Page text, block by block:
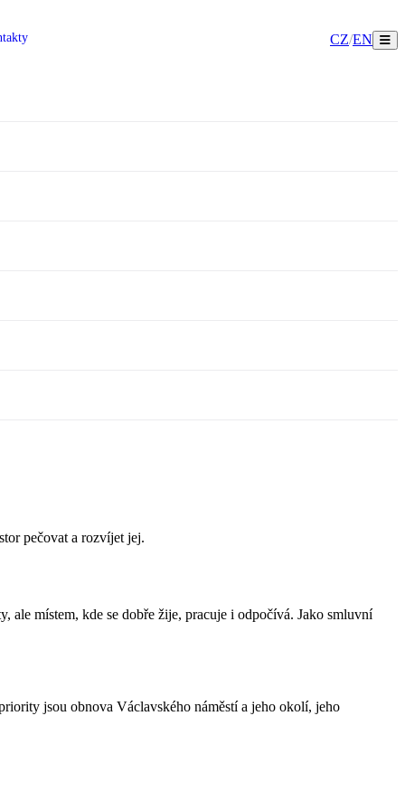
CZ/EN
pečovat a rozvíjet jej.
ale místem, kde se dobře žije, pracuje i odpočívá. Jako smluvní
jsou obnova Václavského náměstí a jeho okolí, jeho